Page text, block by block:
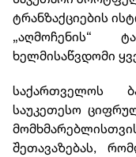
ტრანზაქციების
„აღმოჩენის“
ხელმისაწვდომი
საქართველოს
საუკეთესო
შეთავაზებას,